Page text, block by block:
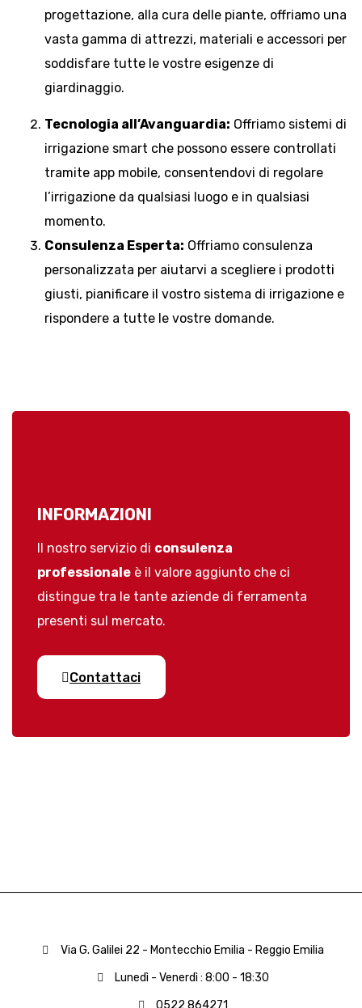
INFORMAZIONI
Il nostro servizio di consulenza
professionale è il valore aggiunto che ci
distingue tra le tante aziende di ferramenta
presenti sul mercato.
Contattaci
progettazione, alla cura delle piante, offriamo una
vasta gamma di attrezzi, materiali e accessori per
soddisfare tutte le vostre esigenze di
giardinaggio.
Tecnologia all’Avanguardia: Offriamo sistemi di
irrigazione smart che possono essere controllati
tramite app mobile, consentendovi di regolare
l’irrigazione da qualsiasi luogo e in qualsiasi
momento.
Consulenza Esperta: Offriamo consulenza
personalizzata per aiutarvi a scegliere i prodotti
giusti, pianificare il vostro sistema di irrigazione e
rispondere a tutte le vostre domande.
Via G. Galilei 22 - Montecchio Emilia - Reggio Emilia
Lunedì - Venerdì : 8:00 - 18:30